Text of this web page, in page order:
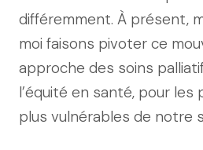
différemment. À présent,
moi faisons pivoter ce
approche des soins
l’équité en santé, pour les
plus vulnérables de notre